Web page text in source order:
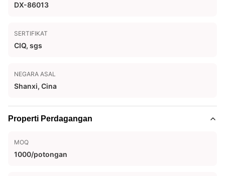
DX-86013
SERTIFIKAT
CIQ, sgs
NEGARA ASAL
Shanxi, Cina
Properti Perdagangan
MOQ
1000/potongan